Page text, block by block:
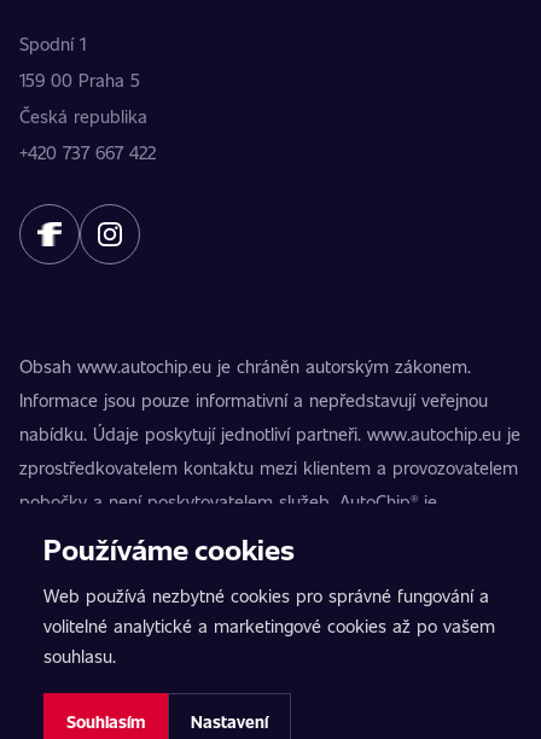
Spodní 1
159 00 Praha 5
Česká republika
+420 737 667 422
Obsah www.autochip.eu je chráněn autorským zákonem.
Informace jsou pouze informativní a nepředstavují veřejnou
nabídku. Údaje poskytují jednotliví partneři. www.autochip.eu je
zprostředkovatelem kontaktu mezi klientem a provozovatelem
pobočky a není poskytovatelem služeb. AutoChip® je
registrovaná ochranná známka Petra Kučery. Úpravy, které
nezpůsobilosti vozidla k provozu na pozemních komunikacích.
Přesné informace poskytuje vždy konkrétní provozovatel
pobočky.
Nastavení cookies
Používáme cookies
Web používá nezbytné cookies pro správné fungování a
volitelné analytické a marketingové cookies až po vašem
souhlasu.
Souhlasím Nastavení